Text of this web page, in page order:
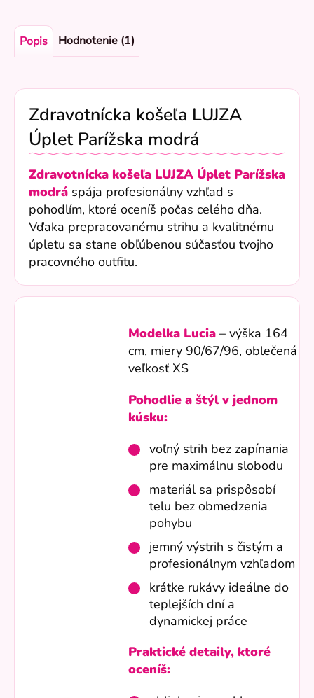
Popis Hodnotenie (1)
Zdravotnícka košeľa LUJZA
Úplet Parížska modrá
Zdravotnícka košeľa LUJZA Úplet Parížska
modrá spája profesionálny vzhľad s
pohodlím, ktoré oceníš počas celého dňa.
Vďaka prepracovanému strihu a kvalitnému
úpletu sa stane obľúbenou súčasťou tvojho
pracovného outfitu.
Modelka Lucia – výška 164
cm, miery 90/67/96, oblečená
veľkosť XS
Pohodlie a štýl v jednom
kúsku:
voľný strih bez zapínania
pre maximálnu slobodu
materiál sa prispôsobí
telu bez obmedzenia
pohybu
jemný výstrih s čistým a
profesionálnym vzhľadom
krátke rukávy ideálne do
teplejších dní a
dynamickej práce
Praktické detaily, ktoré
oceníš: